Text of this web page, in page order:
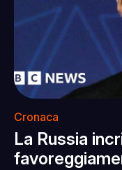
Cronaca
La Russia